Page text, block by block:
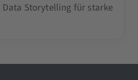
Data Storytelling für starke